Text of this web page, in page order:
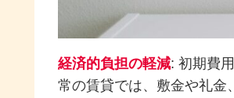
経済的負担の軽減: 初期費
常の賃貸では、敷金や礼金